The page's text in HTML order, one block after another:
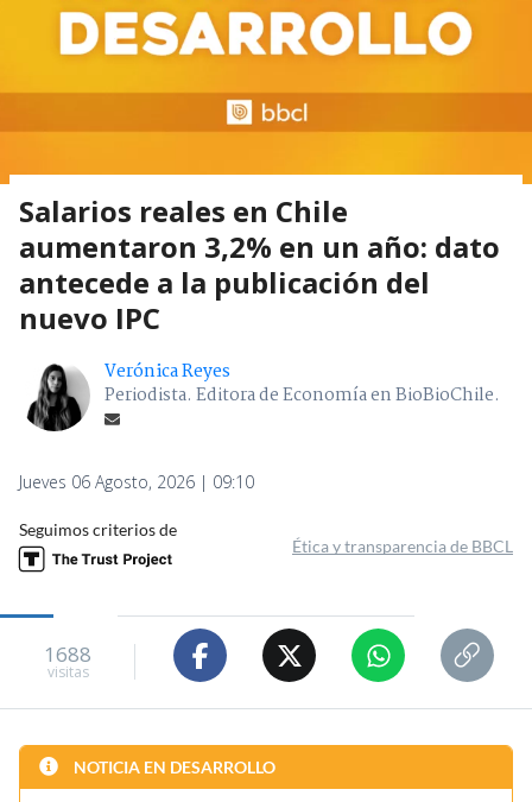
Salarios reales en Chile
aumentaron 3,2% en un año: dato
antecede a la publicación del
nuevo IPC
Verónica Reyes
Periodista. Editora de Economía en BioBioChile.
Jueves 06 Agosto, 2026 | 09:10
Seguimos criterios de
Ética y transparencia de BBCL
1688
visitas
NOTICIA EN DESARROLLO